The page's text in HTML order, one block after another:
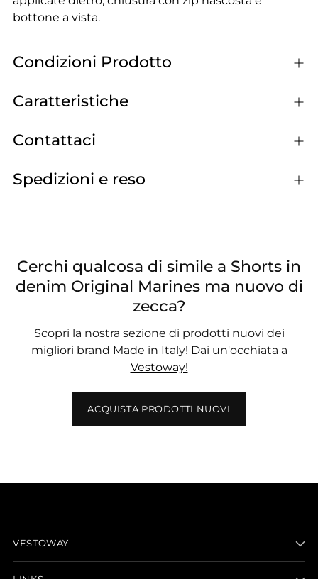
bottone a vista.
Condizioni Prodotto
Caratteristiche
Contattaci
Spedizioni e reso
Cerchi qualcosa di simile a Shorts in
denim Original Marines ma nuovo di
zecca?
Scopri la nostra sezione di prodotti nuovi dei
migliori brand Made in Italy! Dai un'occhiata a
Vestoway!
ACQUISTA PRODOTTI NUOVI
VESTOWAY